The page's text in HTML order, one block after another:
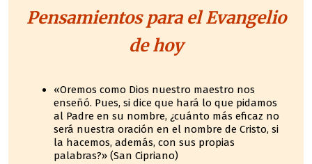
Pensamientos para el Evangelio
de hoy
«Oremos como Dios nuestro maestro nos
enseñó. Pues, si dice que hará lo que pidamos
al Padre en su nombre, ¿cuánto más eficaz no
será nuestra oración en el nombre de Cristo, si
la hacemos, además, con sus propias
palabras?» (San Cipriano)